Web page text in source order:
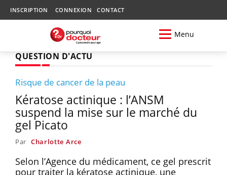
INSCRIPTION CONNEXION CONTACT
Menu
QUESTION D'ACTU
Risque de cancer de la peau
Kératose actinique : l’ANSM
suspend la mise sur le marché du
gel Picato
Par Charlotte Arce
Selon l’Agence du médicament, ce gel prescrit
pour traiter la kératose actinique, une